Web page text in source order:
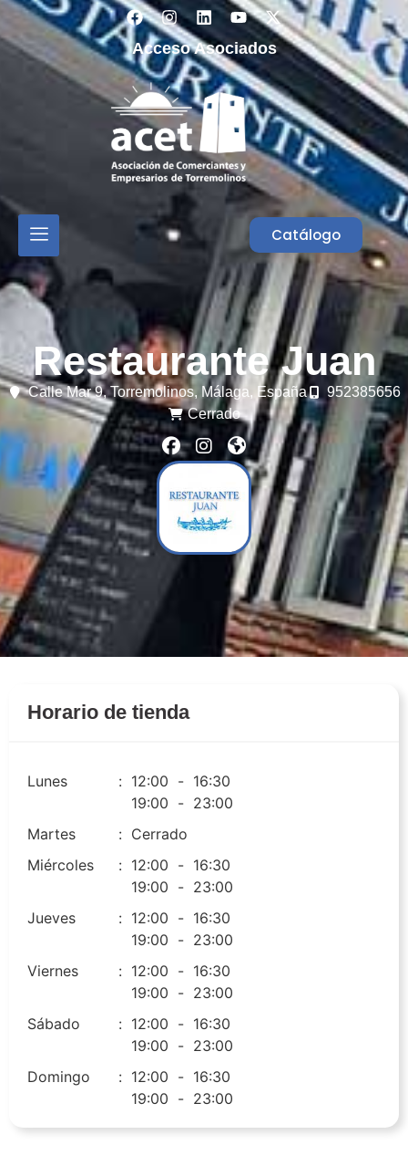
Acceso Asociados
Catálogo
Restaurante Juan
Calle Mar 9, Torremolinos, Málaga, España
952385656
Cerrado
Horario de tienda
Lunes : 12:00 - 16:30
19:00 - 23:00
Martes
: Cerrado
Miércoles
: 12:00 - 16:30
19:00 - 23:00
Jueves
: 12:00 - 16:30
19:00 - 23:00
Viernes
: 12:00 - 16:30
19:00 - 23:00
Sábado
: 12:00 - 16:30
19:00 - 23:00
Domingo
: 12:00 - 16:30
19:00 - 23:00